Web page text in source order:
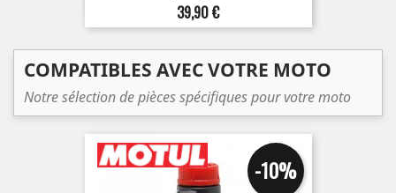
Prix
39,90 €
COMPATIBLES AVEC VOTRE MOTO
Notre sélection de pièces spécifiques pour votre moto
-10%